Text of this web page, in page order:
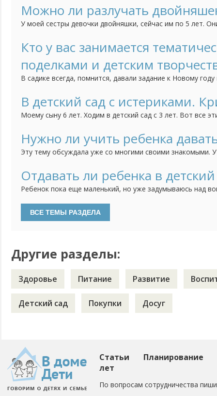
Можно ли разлучать
У моей сестры девочки двойняшки, сейчас им по 5 лет.
хотят перевести ее в специальную оздоровительную
так как она здорова. Можно ли разлучать двойняшек?
Кто у вас занимается
поделками и детским
В садике всегда, помнится, давали задание к Новому
якобы детского творчества, ясно понимаешь, что
же самое происходит в младших классах, да еще и
В детский сад с истериками.
Моему сыну 6 лет. Ходим в детский сад с 3 лет. Вот все
Говорит, что ему там не интересно, скучно. Когда
играет с детьми, возмущается что пришли рано, и он
Нужно ли учить ребенка
Эту тему обсуждала уже со многими своими знакомыми.
то-нет. Где же здесь золотая середина? Неужели всегда
словами? Ведь часто из-за этого ребенка очень сильно
Отдавать ли ребенка в детский
Ребенок пока еще маленький, но уже задумываюсь над
ребенок болеет намного реже "садикового". Как вы
посещавший детский сад, а только развивающие занятия
Другие разделы:
Здоровье Питание Развитие
Детский сад Покупки Досуг
Статьи
Планирование
лет
По вопросам сотрудничества